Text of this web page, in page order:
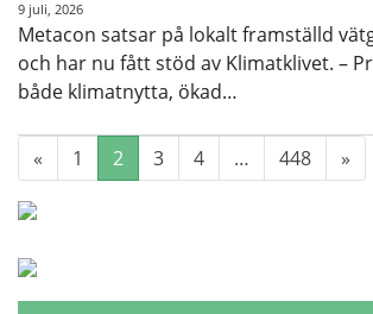
9 juli, 2026
Metacon satsar på lokalt framställd
och har nu fått stöd av Klimatklivet. –
både klimatnytta, ökad…
« 1 2 3 4 … 448 »